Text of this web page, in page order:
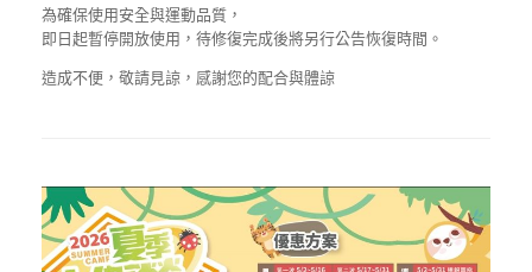
為確保使用安全與運動品質，
即日起暫停開放使用，待修復完成後將另行公告恢復時間。
造成不便，敬請見諒，感謝您的配合與體諒